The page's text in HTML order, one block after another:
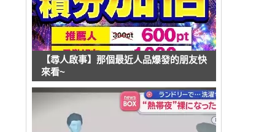
【尋人啟事】那個最近人品爆發的朋友快
來看~